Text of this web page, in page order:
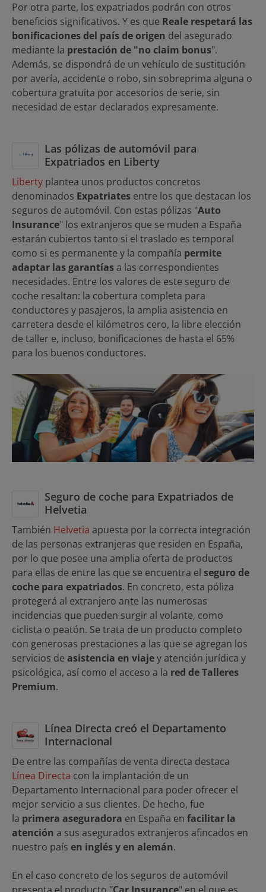
Por otra parte, los expatriados podrán con otros
beneficios significativos. Y es que Reale respetará las
bonificaciones del país de origen del asegurado
mediante la prestación de "no claim bonus".
Además, se dispondrá de un vehículo de sustitución
por avería, accidente o robo, sin sobreprima alguna o
cobertura gratuita por accesorios de serie, sin
necesidad de estar declarados expresamente.
Las pólizas de automóvil para
Expatriados en Liberty
Liberty plantea unos productos concretos
denominados Expatriates entre los que destacan los
seguros de automóvil. Con estas pólizas "Auto
Insurance" los extranjeros que se muden a España
estarán cubiertos tanto si el traslado es temporal
como si es permanente y la compañía permite
adaptar las garantías a las correspondientes
necesidades. Entre los valores de este seguro de
coche resaltan: la cobertura completa para
conductores y pasajeros, la amplia asistencia en
carretera desde el kilómetros cero, la libre elección
de taller e, incluso, bonificaciones de hasta el 65%
para los buenos conductores.
Seguro de coche para Expatriados de
Helvetia
También Helvetia apuesta por la correcta integración
de las personas extranjeras que residen en España,
por lo que posee una amplia oferta de productos
para ellas de entre las que se encuentra el seguro de
coche para expatriados. En concreto, esta póliza
protegerá al extranjero ante las numerosas
incidencias que pueden surgir al volante, como
ciclista o peatón. Se trata de un producto completo
con generosas prestaciones a las que se agregan los
servicios de asistencia en viajey atención jurídica y
psicológica, así como el acceso a la red de Talleres
Premium.
Línea Directa creó el Departamento
Internacional
De entre las compañías de venta directa destaca
Línea Directa con la implantación de un
Departamento Internacional para poder ofrecer el
mejor servicio a sus clientes. De hecho, fue
la primera aseguradora en España en facilitar la
atención a sus asegurados extranjeros afincados en
nuestro país en inglés y en alemán.
En el caso concreto de los seguros de automóvil